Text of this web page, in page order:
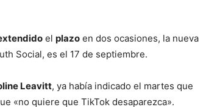
el plazo en dos ocasiones, la nueva
Social, es el 17 de septiembre.
Leavitt, ya había indicado el martes que
«no quiere que TikTok desaparezca».